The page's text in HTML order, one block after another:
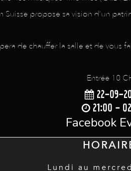
propose sa vision d’un
de chauffer la salle et de vous
Entrée 10
22-09-
21:00 -
Facebook
Lundi au